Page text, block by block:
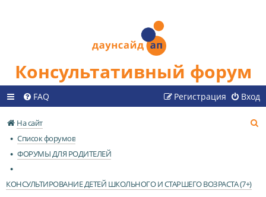
Консультативный форум
FAQ Вход
Регистрация
На сайт
Список форумов
ФОРУМЫ ДЛЯ РОДИТЕЛЕЙ
КОНСУЛЬТИРОВАНИЕ ДЕТЕЙ ШКОЛЬНОГО И СТАРШЕГО ВОЗРАСТА (7+)